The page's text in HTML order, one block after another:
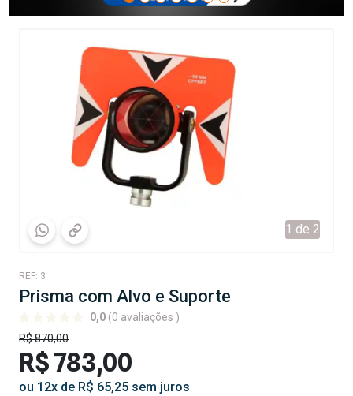
1 de 2
REF: 3
Prisma com Alvo e Suporte
0,0 (0 avaliações )
R$ 870,00
R$ 783,00
ou 12x de R$ 65,25 sem juros